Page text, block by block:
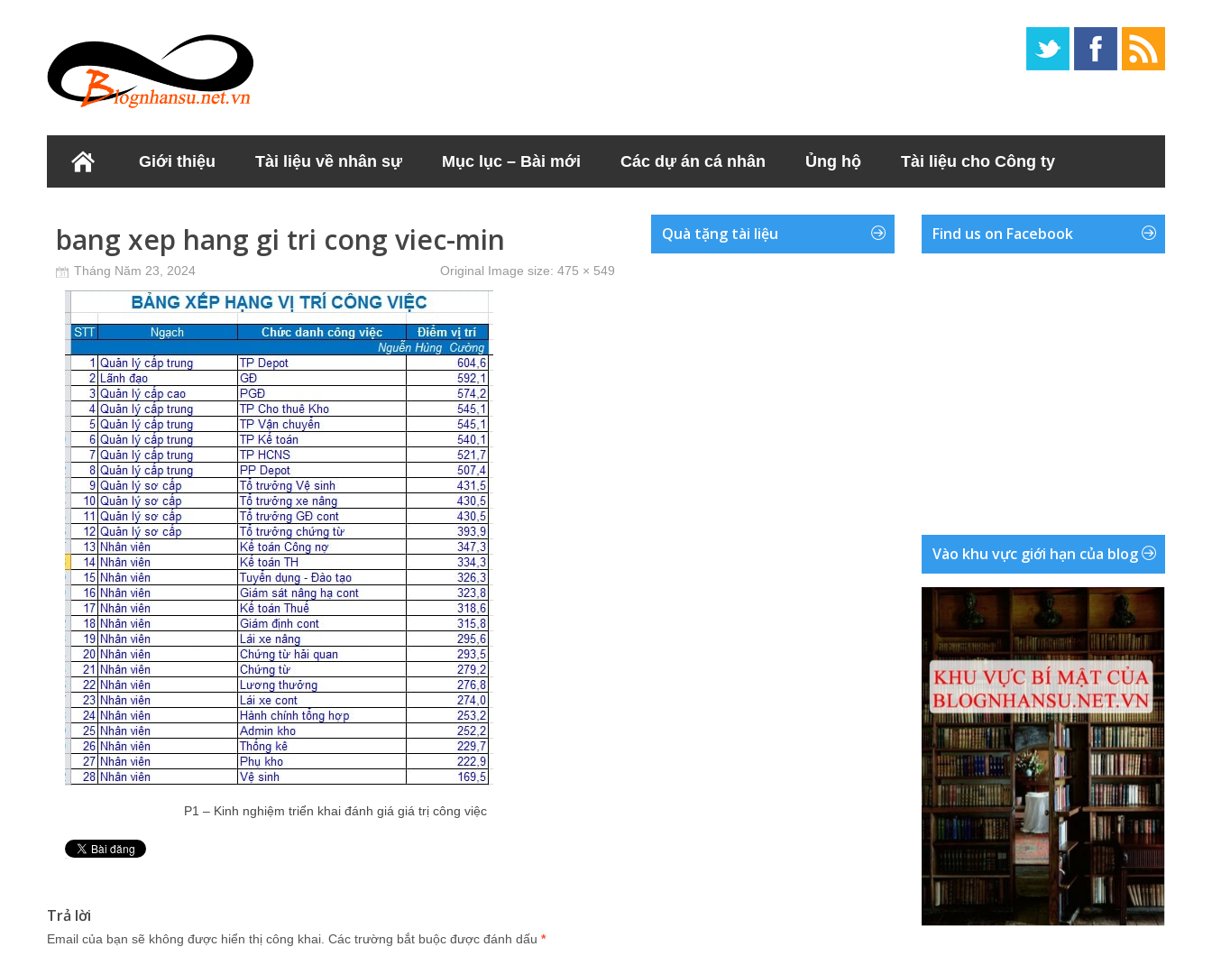
Giới thiệu Tài liệu về nhân sự Mục lục – Bài mới Các dự án cá nhân Ủng hộ Tài liệu cho Công ty
bang xep hang gi tri cong viec-min
Tháng Năm 23, 2024 Original Image size: 475 × 549
P1 – Kinh nghiệm triển khai đánh giá giá trị công việc
Trả lời
Email của bạn sẽ không được hiển thị công khai. Các trường bắt buộc được đánh dấu *
Quà tặng tài liệu Find us on Facebook
Vào khu vực giới hạn của blog